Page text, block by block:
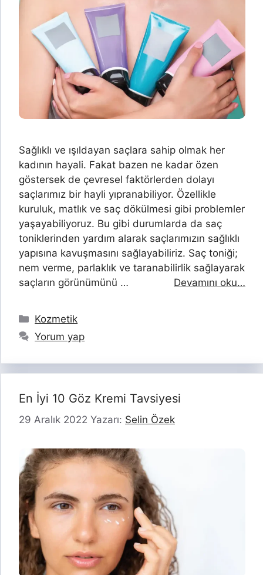
Sağlıklı ve ışıldayan saçlara sahip olmak her
kadının hayali. Fakat bazen ne kadar özen
göstersek de çevresel faktörlerden dolayı
saçlarımız bir hayli yıpranabiliyor. Özellikle
kuruluk, matlık ve saç dökülmesi gibi problemler
yaşayabiliyoruz. Bu gibi durumlarda da saç
toniklerinden yardım alarak saçlarımızın sağlıklı
yapısına kavuşmasını sağlayabiliriz. Saç toniği;
nem verme, parlaklık ve taranabilirlik sağlayarak
saçların görünümünü …
Devamını oku…
Kategoriler
Kozmetik
Yorum yap
En İyi 10 Göz Kremi Tavsiyesi
29 Aralık 2022 Yazarı: Selin Özek